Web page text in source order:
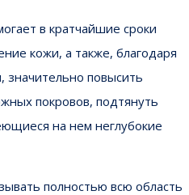
в кратчайшие сроки
кожи, а также, благодаря
значительно повысить
покровов, подтянуть
на нем неглубокие
полностью всю область